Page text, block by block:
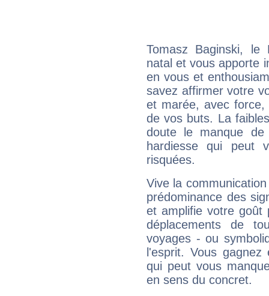
Tomasz Baginski, le
natal et vous apporte
en vous et
savez affirmer votre
et marée, avec
de vos buts. La
doute le manque
hardiesse qui peut
risquées.
Vive la
prédominance des
et amplifie votre goût
déplacements de
voyages - ou
l'esprit. Vous
qui peut vous
en sens du concret.